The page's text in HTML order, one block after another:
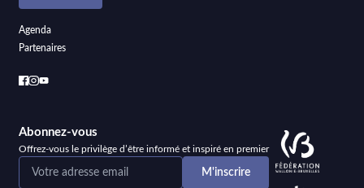
Agenda
Partenaires
Abonnez-vous
Offrez-vous le privilège d’être informé et inspiré en premier